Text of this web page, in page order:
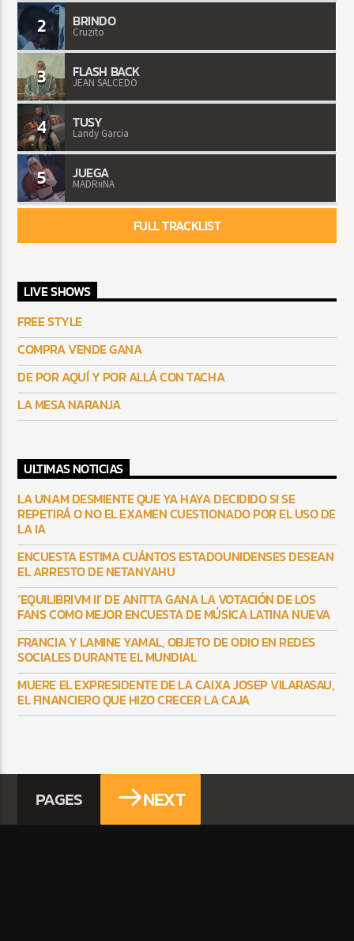
2 BRINDO
Cruzito
3 FLASH BACK
JEAN SALCEDO
4 TUSY
Landy Garcia
5 JUEGA
MADRiiNA
FULL TRACKLIST
LIVE SHOWS
FREE STYLE
COMPRA VENDE GANA
DE POR AQUÍ Y POR ALLÁ CON TACHA
LA MESA NARANJA
ULTIMAS NOTICIAS
LA UNAM DESMIENTE QUE YA HAYA DECIDIDO SI SE
REPETIRÁ O NO EL EXAMEN CUESTIONADO POR EL USO DE
LA IA
ENCUESTA ESTIMA CUÁNTOS ESTADOUNIDENSES DESEAN
EL ARRESTO DE NETANYAHU
‘EQUILIBRIVM II’ DE ANITTA GANA LA VOTACIÓN DE LOS
FANS COMO MEJOR ENCUESTA DE MÚSICA LATINA NUEVA
FRANCIA Y LAMINE YAMAL, OBJETO DE ODIO EN REDES
SOCIALES DURANTE EL MUNDIAL
MUERE EL EXPRESIDENTE DE LA CAIXA JOSEP VILARASAU,
EL FINANCIERO QUE HIZO CRECER LA CAJA
PAGES NEXT